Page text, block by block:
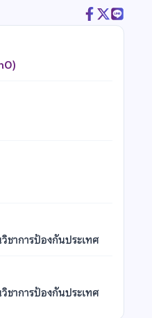
ชาการป้องกันประเทศ
ชาการป้องกันประเทศ